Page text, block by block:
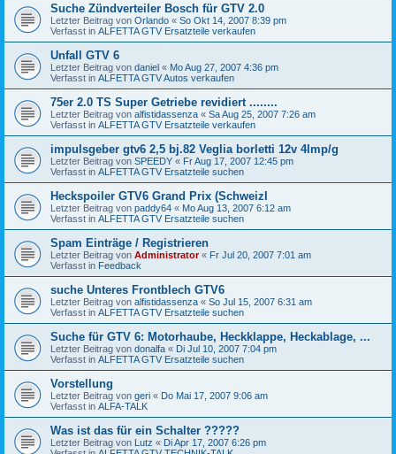
Suche Zündverteiler Bosch für GTV 2.0
Letzter Beitrag von Orlando « So Okt 14, 2007 8:39 pm
Verfasst in ALFETTA GTV Ersatzteile verkaufen
Unfall GTV 6
Letzter Beitrag von daniel « Mo Aug 27, 2007 4:36 pm
Verfasst in ALFETTA GTV Autos verkaufen
75er 2.0 TS Super Getriebe revidiert ........
Letzter Beitrag von alfistidassenza « Sa Aug 25, 2007 7:26 am
Verfasst in ALFETTA GTV Ersatzteile verkaufen
impulsgeber gtv6 2,5 bj.82 Veglia borletti 12v 4Imp/g
Letzter Beitrag von SPEEDY « Fr Aug 17, 2007 12:45 pm
Verfasst in ALFETTA GTV Ersatzteile suchen
Heckspoiler GTV6 Grand Prix (SchweizI
Letzter Beitrag von paddy64 « Mo Aug 13, 2007 6:12 am
Verfasst in ALFETTA GTV Ersatzteile suchen
Spam Einträge / Registrieren
Letzter Beitrag von Administrator« Fr Jul 20, 2007 7:01 am
Verfasst in Feedback
suche Unteres Frontblech GTV6
Letzter Beitrag von alfistidassenza « So Jul 15, 2007 6:31 am
Verfasst in ALFETTA GTV Ersatzteile suchen
Suche für GTV 6: Motorhaube, Heckklappe, Heckablage, ...
Letzter Beitrag von donalfa « Di Jul 10, 2007 7:04 pm
Verfasst in ALFETTA GTV Ersatzteile suchen
Vorstellung
Letzter Beitrag von geri « Do Mai 17, 2007 9:06 am
Verfasst in ALFA-TALK
Was ist das für ein Schalter ?????
Letzter Beitrag von Lutz « Di Apr 17, 2007 6:26 pm